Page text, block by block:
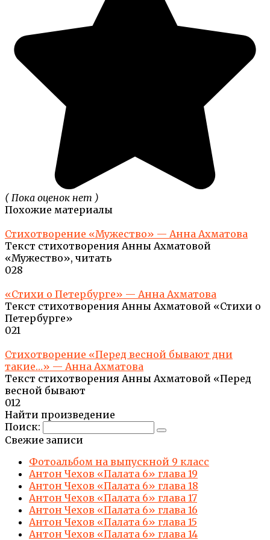
( Пока оценок нет )
Похожие материалы
Стихотворение «Мужество» — Анна Ахматова
Текст стихотворения Анны Ахматовой
«Мужество», читать
028
«Стихи о Петербурге» — Анна Ахматова
Текст стихотворения Анны Ахматовой «Стихи о
Петербурге»
021
Стихотворение «Перед весной бывают дни
такие…» — Анна Ахматова
Текст стихотворения Анны Ахматовой «Перед
весной бывают
012
Найти произведение
Поиск:
Свежие записи
Фотоальбом на выпускной 9 класс
Антон Чехов «Палата 6» глава 19
Антон Чехов «Палата 6» глава 18
Антон Чехов «Палата 6» глава 17
Антон Чехов «Палата 6» глава 16
Антон Чехов «Палата 6» глава 15
Антон Чехов «Палата 6» глава 14